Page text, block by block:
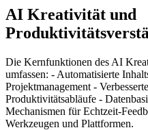
AI Kreativität und
Die Kernfunktionen des AI
umfassen: - Automatisierte
Projektmanagement -
Produktivitätsabläufe -
Mechanismen für Echtzeit-
Werkzeugen und Plattformen.